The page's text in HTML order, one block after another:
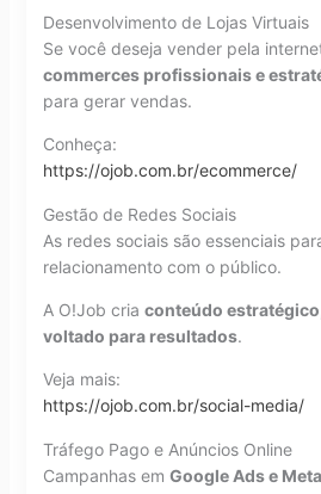
Desenvolvimento de Lojas Virtuais
Se você deseja vender pela
commerces profissionais e
para gerar vendas.
Conheça:
https://ojob.com.br/ecommerce/
Gestão de Redes Sociais
As redes sociais são essenciais
relacionamento com o público.
A O!Job cria conteúdo
voltado para resultados.
Veja mais:
https://ojob.com.br/social-media/
Tráfego Pago e Anúncios Online
Campanhas em Google Ads e